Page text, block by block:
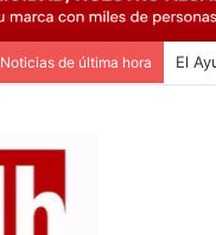
Noticias de última hora